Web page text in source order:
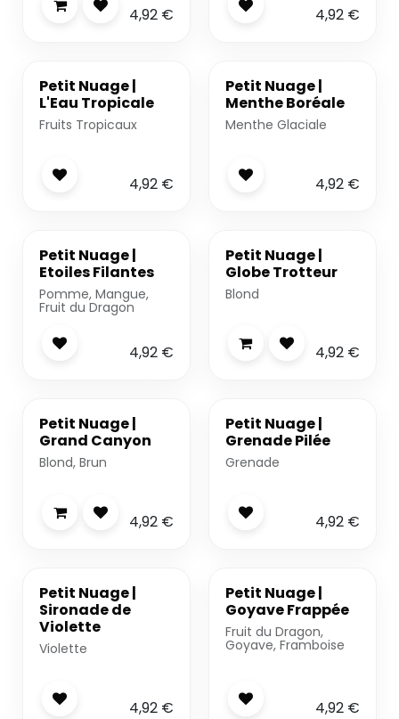
4,92€ 4,92€
Petit Nuage |
L'Eau Tropicale
Fruits Tropicaux
4,92€
-20%
Petit Nuage |
Menthe Boréale
Menthe Glaciale
4,92€
Petit Nuage |
Etoiles Filantes
Pomme, Mangue,
Fruit du Dragon
4,92€
Petit Nuage |
Globe Trotteur
Blond
4,92€
Petit Nuage |
Grand Canyon
Blond, Brun
4,92€
Petit Nuage |
Grenade Pilée
Grenade
4,92€
-20%
Petit Nuage |
Sironade de
Violette
Violette
4,92€
-20%
Petit Nuage |
Goyave Frappée
Fruit du Dragon,
Goyave, Framboise
4,92€